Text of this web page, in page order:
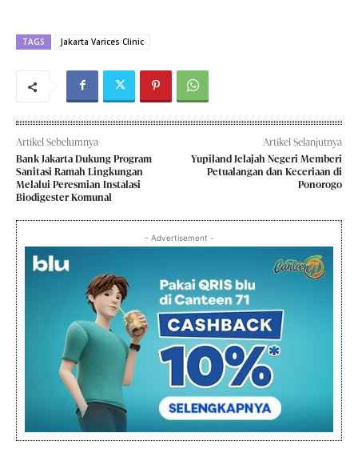
TAGS Jakarta Varices Clinic
Artikel Sebelumnya
Bank Jakarta Dukung Program
Sanitasi Ramah Lingkungan
Melalui Peresmian Instalasi
Biodigester Komunal
Artikel Selanjutnya
Yupiland Jelajah Negeri Memberi
Petualangan dan Keceriaan di
Ponorogo
- Advertisement -